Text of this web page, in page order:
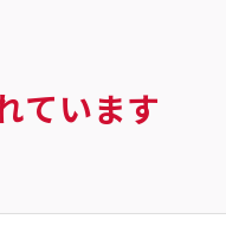
ています